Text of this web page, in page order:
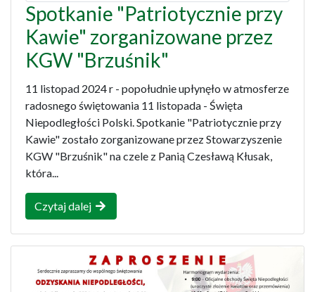
Spotkanie "Patriotycznie przy
Kawie" zorganizowane przez
KGW "Brzuśnik"
11 listopad 2024 r - popołudnie upłynęło w atmosferze
radosnego świętowania 11 listopada - Święta
Niepodległości Polski. Spotkanie "Patriotycznie przy
Kawie" zostało zorganizowane przez Stowarzyszenie
KGW "Brzuśnik" na czele z Panią Czesławą Kłusak,
która...
Czytaj dalej